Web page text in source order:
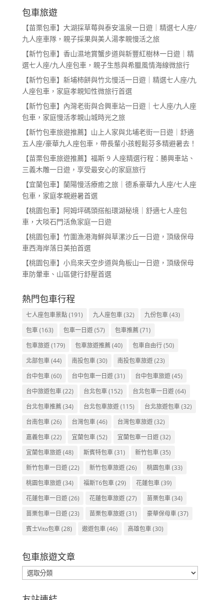
包車旅遊
【苗栗包車】大湖採草莓與泰安溫泉一日遊｜精選七人座/
九人座車隊，親子採果與美人湯孝親慢活之旅
【新竹包車】香山濕地賞蟹步道與新豐紅樹林一日遊｜精
選七人座/九人座包車，親子生態與希臘風情海線微旅行
【新竹包車】新埔柿餅與竹北慢活一日遊｜精選七人座/九
人座包車，家庭孝親知性微旅行首選
【新竹包車】內灣老街與合興車站一日遊｜七人座/九人座
包車，家庭慢活孝親山城時光之旅
【新竹包車旅遊推薦】山上人家與北埔老街一日遊｜舒適
五人座/豪華九人座包車，帶長輩小孩輕鬆芬多精避暑去！
【苗栗包車旅遊推薦】福斯 9 人座精選行程：勝興車站、
三義木雕一日遊，享受最安心的家庭旅行
【宜蘭包車】蘭陽慢活療癒之旅｜德系豪華九人座/七人座
包車，家庭孝親避暑首選
【桃園包車】阿姆坪碼頭搭船環湖秘境｜舒適七人座包
車，大啖石門活魚家庭一日遊
【桃園包車】竹圍漁港海鮮與草漯沙丘一日遊，頂級保母
車西海岸落日美拍首選
【桃園包車】小烏來天空步道與角板山一日遊，頂級保母
車防暈車、山區健行舒壓首選
熱門包車行程
七人座包車景點(191) 九人座包車(32) 九份包車(43)
包車(163) 包車一日遊(57) 包車推薦(71)
包車旅遊(179) 包車旅遊推薦(40) 包車自由行(50)
北部包車(44) 南投包車(30) 南投包車旅遊(23)
台中包車(60) 台中包車一日遊(31) 台中包車旅遊(45)
台中旅遊包車(22) 台北包車(152) 台北包車一日遊(64)
台北包車推薦(34) 台北包車旅遊(115) 台北旅遊包車(32)
台南包車(26) 台灣包車(46) 台灣包車旅遊(32)
嘉義包車(22) 宜蘭包車(52) 宜蘭包車一日遊(32)
宜蘭包車旅遊(48) 斯賓特包車(31) 新竹包車(35)
新竹包車一日遊(22) 新竹包車旅遊(26) 桃園包車(33)
桃園包車旅遊(34) 福斯T6包車(29) 花蓮包車(39)
花蓮包車一日遊(26) 花蓮包車旅遊(27) 苗栗包車(34)
苗栗包車一日遊(23) 苗栗包車旅遊(31) 豪華保母車(37)
賓士Vito包車(28) 遨遊包車(46) 高雄包車(30)
包車旅遊文章
包
車
旅